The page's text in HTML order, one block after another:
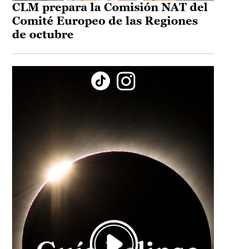
CLM prepara la Comisión NAT del
Comité Europeo de las Regiones
de octubre